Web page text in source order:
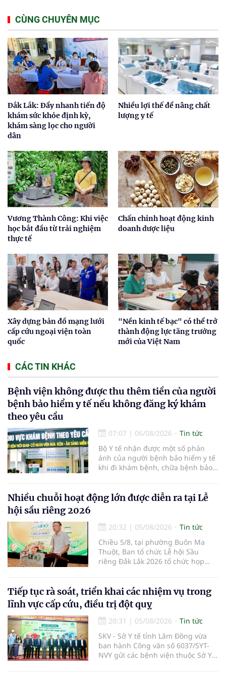
CÙNG CHUYÊN MỤC
Đắk Lắk: Đẩy nhanh tiến độ
khám sức khỏe định kỳ,
khám sàng lọc cho người
dân
Nhiều lợi thế để nâng chất
lượng y tế
Vương Thành Công: Khi việc
học bắt đầu từ trải nghiệm
thực tế
Chấn chỉnh hoạt động kinh
doanh dược liệu
Xây dựng bản đồ mạng lưới
cấp cứu ngoại viện toàn
quốc
"Nền kinh tế bạc" có thể trở
thành động lực tăng trưởng
mới của Việt Nam
CÁC TIN KHÁC
Bệnh viện không được thu thêm tiền của người
bệnh bảo hiểm y tế nếu không đăng ký khám
theo yêu cầu
07:07 | 06/08/2026
Tin tức
Bộ Y tế nhận được một số phản
ánh của người bệnh bảo hiểm y tế
khi đi khám bệnh, chữa bệnh bảo
bệnh, chữa bệnh theo yêu cầu
nhưng vẫn phải nộp thêm các chi
phần cùng chi trả.
Nhiều chuỗi hoạt động lớn được diễn ra tại Lễ
hội sầu riêng 2026
20:32 | 05/08/2026
Tin tức
Chiều 5/8, tại phường Buôn Ma
Thuột, Ban tổ chức Lễ hội Sầu
riêng Đắk Lắk 2026 tổ chức họp
hội Sầu riêng Đắk Lắk năm 2026 có
chủ đề “Sầu riêng Đắk Lắk – Kết nối
vươn xa”, được tổ chức từ ngày
15/8/2026 đến ngày 02/9/2026 tại
phường Buôn Ma Thuột, xã Krông
Pắc, phường Tuy Hòa và một số xã
trồng sầu riêng trên địa bàn tỉnh.
Tiếp tục rà soát, triển khai các nhiệm vụ trong
lĩnh vực cấp cứu, điều trị đột quỵ
20:31 | 05/08/2026
Tin tức
SKV - Sở Y tế tỉnh Lâm Đồng vừa
ban hành Công văn số 6037/SYT-
NVY gửi các bệnh viện thuộc Sở Y